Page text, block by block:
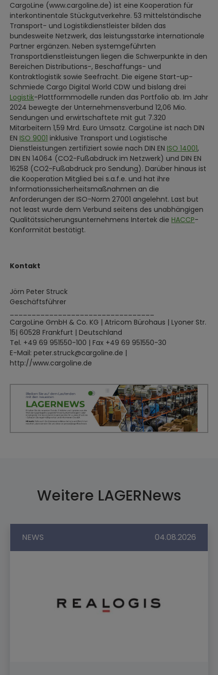
CargoLine (www.cargoline.de) ist eine Kooperation für
interkontinentale Stückgutverkehre. 53 mittelständische
Transport- und Logistikdienstleister bilden das
bundesweite Netzwerk, das leistungsstarke internationale
Partner ergänzen. Neben systemgeführten
Transportdienstleistungen liegen die Schwerpunkte in den
Bereichen Distributions-, Beschaffungs- und
Kontraktlogistik sowie Seefracht. Die eigene Start-up-
Schmiede Cargo Digital World CDW und bislang drei
Logistik-Plattformmodelle runden das Portfolio ab. Im Jahr
2024 bewegte der Unternehmensverbund 12,06 Mio.
Sendungen und erwirtschaftete mit gut 7.320
Mitarbeitern 1,59 Mrd. Euro Umsatz. CargoLine ist nach DIN
EN ISO 9001 inklusive Transport und Logistische
Dienstleistungen zertifiziert sowie nach DIN EN ISO 14001,
DIN EN 14064 (CO2-Fußabdruck im Netzwerk) und DIN EN
16258 (CO2-Fußabdruck pro Sendung). Darüber hinaus ist
die Kooperation Mitglied bei s.a.f.e. und hat ihre
Informationssicherheitsmaßnahmen an die
Anforderungen der ISO-Norm 27001 angelehnt. Last but
not least wurde dem Verbund seitens des unabhängigen
Qualitätssicherungsunternehmens Intertek die HACCP-
Konformität bestätigt.
Kontakt
Jörn Peter Struck
Geschäftsführer
CargoLine GmbH & Co. KG | Atricom Bürohaus | Lyoner Str.
15| 60528 Frankfurt | Deutschland
Tel. +49 69 951550-100 | Fax +49 69 951550-30
E-Mail: peter.struck@cargoline.de |
http://www.cargoline.de
Weitere LAGERNews
NEWS 04.08.2026